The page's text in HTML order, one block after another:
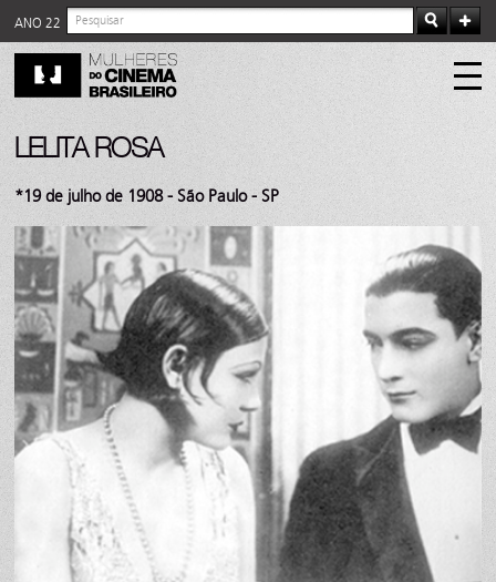
ANO 22
LELITA ROSA
*19 de julho de 1908 - São Paulo - SP